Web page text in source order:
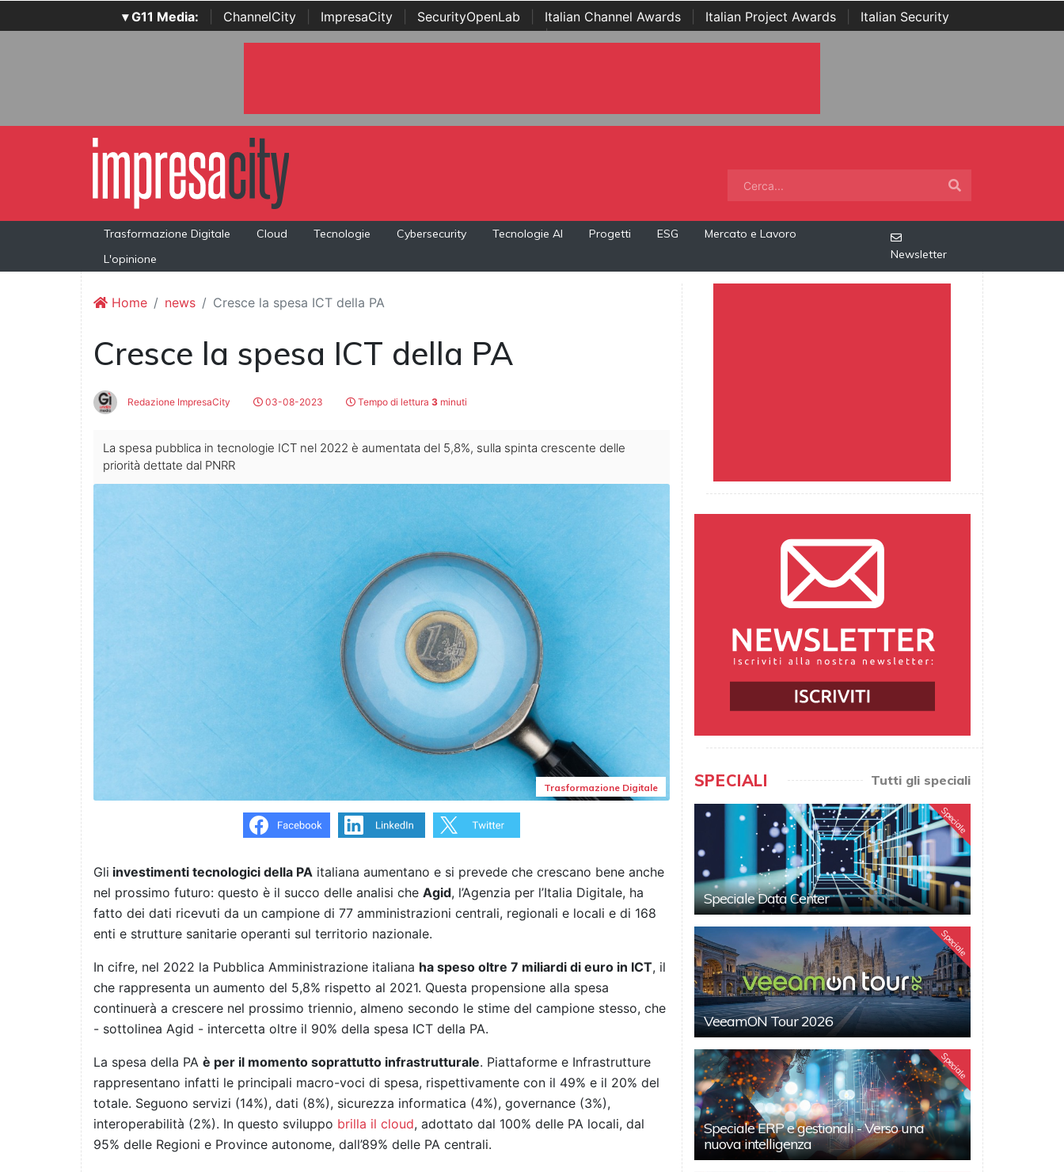
▾ G11 Media: ChannelCity ImpresaCity SecurityOpenLab Italian Channel Awards Italian Project Awards
Italian Security
Awards | ...
Trasformazione Digitale Cloud Tecnologie Cybersecurity Tecnologie AI Progetti ESG
Mercato e Lavoro
L'opinione
Newsletter
Home news Cresce la spesa ICT della PA
Cresce la spesa ICT della PA
Redazione ImpresaCity 03-08-2023 Tempo di lettura 3 minuti
La spesa pubblica in tecnologie ICT nel 2022 è aumentata del 5,8%, sulla spinta crescente delle
priorità dettate dal PNRR
Trasformazione Digitale
Gli investimenti tecnologici della PA italiana aumentano e si prevede che crescano bene anche
nel prossimo futuro: questo è il succo delle analisi che Agid, l’Agenzia per l’Italia Digitale, ha
fatto dei dati ricevuti da un campione di 77 amministrazioni centrali, regionali e locali e di 168
enti e strutture sanitarie operanti sul territorio nazionale.
In cifre, nel 2022 la Pubblica Amministrazione italiana ha speso oltre 7 miliardi di euro in ICT, il
che rappresenta un aumento del 5,8% rispetto al 2021. Questa propensione alla spesa
continuerà a crescere nel prossimo triennio, almeno secondo le stime del campione stesso, che
- sottolinea Agid - intercetta oltre il 90% della spesa ICT della PA.
La spesa della PA è per il momento soprattutto infrastrutturale. Piattaforme e Infrastrutture
rappresentano infatti le principali macro-voci di spesa, rispettivamente con il 49% e il 20% del
totale. Seguono servizi (14%), dati (8%), sicurezza informatica (4%), governance (3%),
interoperabilità (2%). In questo sviluppo brilla il cloud, adottato dal 100% delle PA locali, dal
95% delle Regioni e Province autonome, dall’89% delle PA centrali.
SPECIALI Tutti gli speciali
Speciale
Speciale Data Center
Speciale
VeeamON Tour 2026
Speciale
Speciale ERP e gestionali - Verso una
nuova intelligenza